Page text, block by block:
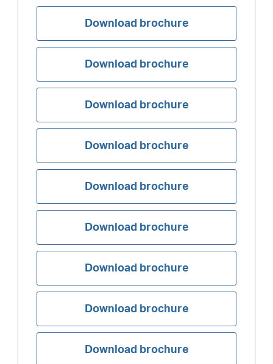
Download brochure
Download brochure
Download brochure
Download brochure
Download brochure
Download brochure
Download brochure
Download brochure
Download brochure